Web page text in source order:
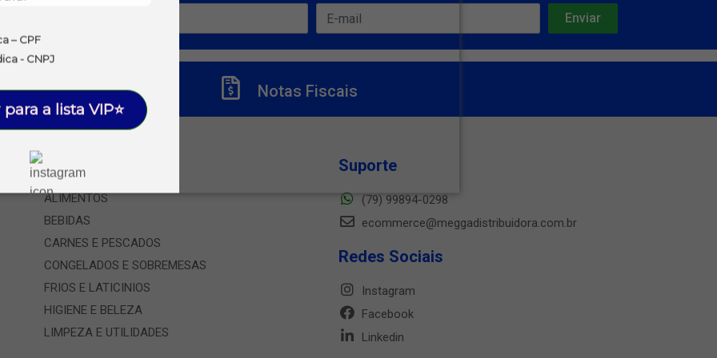
– CPF
- CNPJ
a lista VIP⭐
Títulos Notas Fiscais
Departamentos
ALIMENTOS
BEBIDAS
CARNES E PESCADOS
CONGELADOS E SOBREMESAS
FRIOS E LATICINIOS
HIGIENE E BELEZA
LIMPEZA E UTILIDADES
Suporte
(79) 99894-0298
ecommerce@meggadistribuidora.com.br
Redes Sociais
Instagram
Facebook
Linkedin